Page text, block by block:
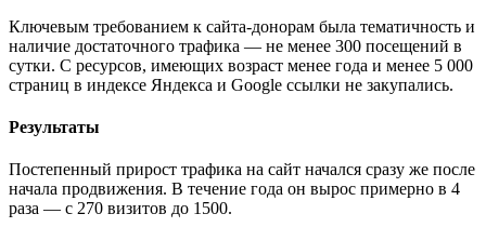
Ключевым требованием к сайта-донорам была тематичность и
наличие достаточного трафика — не менее 300 посещений в
сутки. С ресурсов, имеющих возраст менее года и менее 5 000
страниц в индексе Яндекса и Google ссылки не закупались.
Результаты
Постепенный прирост трафика на сайт начался сразу же после
начала продвижения. В течение года он вырос примерно в 4
раза — с 270 визитов до 1500.